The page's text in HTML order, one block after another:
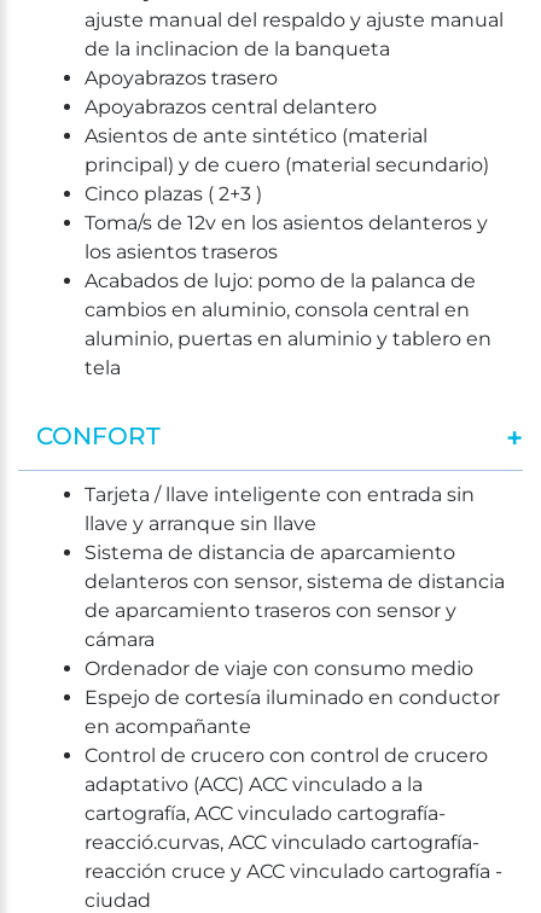
ajuste manual del respaldo y ajuste manual
de la inclinacion de la banqueta
Apoyabrazos trasero
Apoyabrazos central delantero
Asientos de ante sintético (material
principal) y de cuero (material secundario)
Cinco plazas ( 2+3 )
Toma/s de 12v en los asientos delanteros y
los asientos traseros
Acabados de lujo: pomo de la palanca de
cambios en aluminio, consola central en
aluminio, puertas en aluminio y tablero en
tela
CONFORT
Tarjeta / llave inteligente con entrada sin
llave y arranque sin llave
Sistema de distancia de aparcamiento
delanteros con sensor, sistema de distancia
de aparcamiento traseros con sensor y
cámara
Ordenador de viaje con consumo medio
Espejo de cortesía iluminado en conductor
en acompañante
Control de crucero con control de crucero
adaptativo (ACC) ACC vinculado a la
cartografía, ACC vinculado cartografía-
reacció.curvas, ACC vinculado cartografía-
reacción cruce y ACC vinculado cartografía -
ciudad